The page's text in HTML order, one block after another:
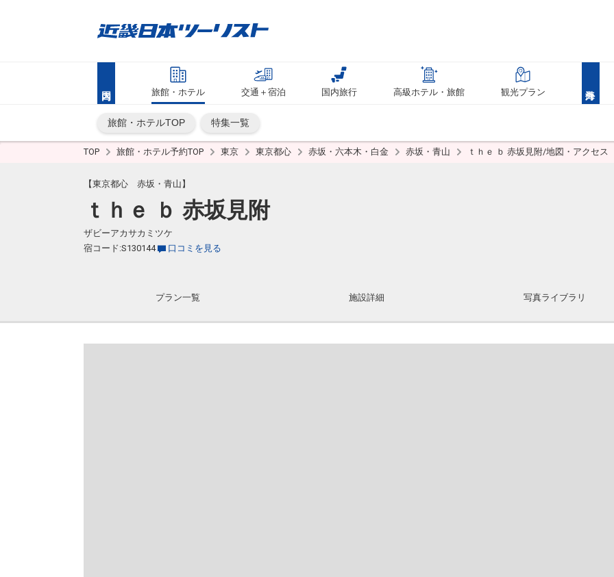
旅館・ホテル 交通＋宿泊 国内旅行 高級ホテル・旅館 観光プラン
旅館・ホテルTOP 特集一覧
TOP 旅館・ホテル予約TOP 東京 東京都心 赤坂・六本木・白金 赤坂・青山 ｔｈｅ ｂ 赤坂見附/地図・アクセス
【東京都心 赤坂・青山】
ｔｈｅ ｂ 赤坂見附
ザビーアカサカミツケ
宿コード:S130144
口コミを見る
プラン一覧 施設詳細 写真ライブラリ